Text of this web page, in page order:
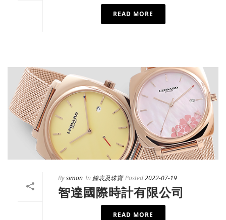
READ MORE
Bysimon In 鐘表及珠寶 Posted2022-07-19
智達國際時計有限公司
READ MORE